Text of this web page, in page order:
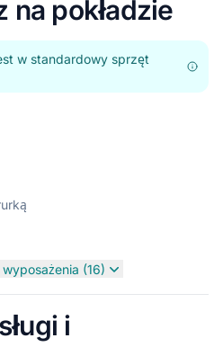
na pokładzie
w standardowy sprzęt
(16)
i